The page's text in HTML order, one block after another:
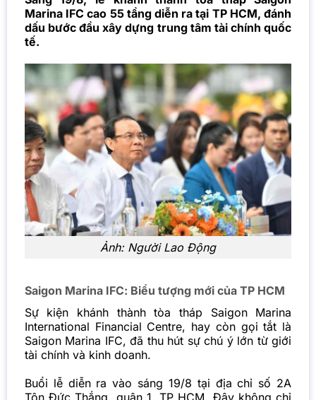
Marina IFC cao 55 tầng diễn ra tại TP HCM, đánh
dấu bước đầu xây dựng trung tâm tài chính quốc
tế.
Ảnh: Người Lao Động
Saigon Marina IFC: Biểu tượng mới của TP HCM
Sự kiện khánh thành tòa tháp Saigon Marina
International Financial Centre, hay còn gọi tắt là
Saigon Marina IFC, đã thu hút sự chú ý lớn từ giới
tài chính và kinh doanh.
Buổi lễ diễn ra vào sáng 19/8 tại địa chỉ số 2A